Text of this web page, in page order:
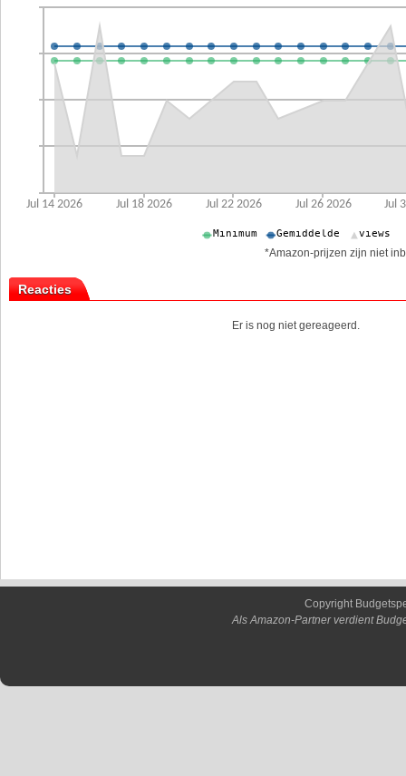
*Amazon-prijzen zijn niet
Reacties
Er is nog niet gereageerd.
Copyright
Als Amazon-Partner verdient